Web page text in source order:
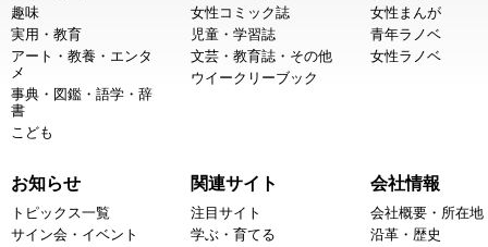
趣味
実用・教育
アート・教養・エンタ
メ
事典・図鑑・語学・辞
書
こども
女性コミック誌
児童・学習誌
文芸・教育誌・その他
ウイークリーブック
女性まんが
青年ラノベ
女性ラノベ
お知らせ
トピックス一覧
サイン会・イベント
関連サイト
注目サイト
学ぶ・育てる
会社情報
会社概要・所在地
沿革・歴史